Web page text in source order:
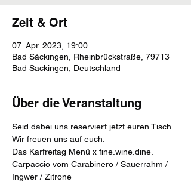
Zeit & Ort
07. Apr. 2023, 19:00
Bad Säckingen, Rheinbrückstraße, 79713
Bad Säckingen, Deutschland
Über die Veranstaltung
Seid dabei uns reserviert jetzt euren Tisch.
Wir freuen uns auf euch.
Das Karfreitag Menü x fine.wine.dine.
Carpaccio vom Carabinero / Sauerrahm /
Ingwer / Zitrone